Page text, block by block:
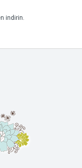
indirin.